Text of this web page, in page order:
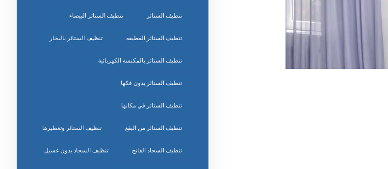
تنظيف الستائر تنظيف الستائر البيضاء
تنظيف الستائر القطيفه تنظيف الستائر بالبخار
تنظيف الستائر بالمكنسة الكهربائية
تنظيف الستائر بدون فكها
تنظيف الستائر في مكانها
تنظيف الستائر من البقع تنظيف الستائر وتعطيرها
تنظيف السجاد الفاتح تنظيف السجاد بدون غسيل